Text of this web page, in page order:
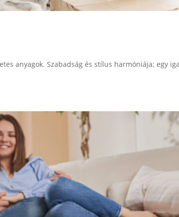
anyagok. Szabadság és stílus harmóniája; egy